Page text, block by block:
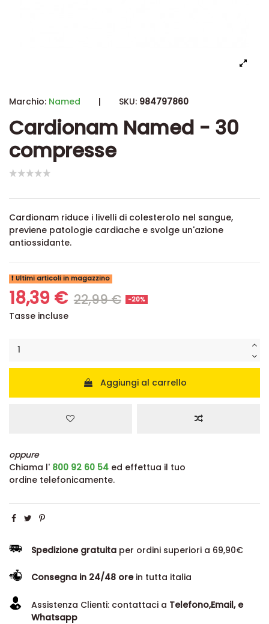
Marchio: Named | SKU: 984797860
Cardionam Named - 30
compresse
Cardionam riduce i livelli di colesterolo nel sangue,
previene patologie cardiache e svolge un'azione
antiossidante.
Ultimi articoli in magazzino
18,39 € 22,99 € -20%
Tasse incluse
Aggiungi al carrello
oppure
Chiama l' 800 92 60 54 ed effettua il tuo
ordine telefonicamente.
Spedizione gratuita per ordini superiori a 69,90€
Consegna in 24/48 orein tutta italia
Assistenza Clienti: contattaci a Telefono,Email, e
Whatsapp